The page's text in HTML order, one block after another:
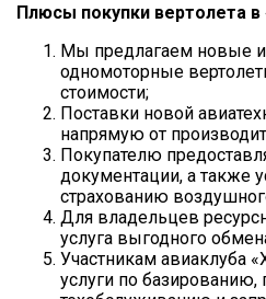
Плюсы покупки вертолета
Мы предлагаем новые
одномоторные
стоимости;
Поставки новой
напрямую от
Покупателю
документации, а также
страхованию
Для владельцев
услуга выгодного
Участникам авиаклуба
услуги по базированию,